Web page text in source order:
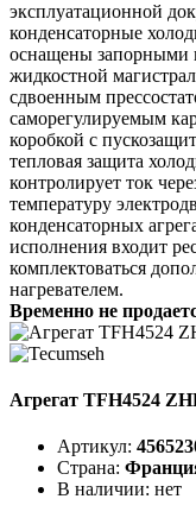
эксплуатационной
конденсаторные
оснащены запорными
жидкостной
сдвоенным
саморегулируемым
коробкой с
тепловая защита
контролирует ток
температуру
конденсаторных
исполнения входит
комплектоваться
нагревателем.
Временно не
Агрегат TFH4524
Артикул:
Страна:
В наличии: нет